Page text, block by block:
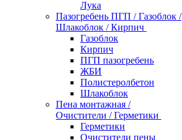
Лука
Пазогребень ПГП / Газоблок /
Шлакоблок / Кирпич
Газоблок
Кирпич
ПГП пазогребень
ЖБИ
Полистеролбетон
Шлакоблок
Пена монтажная /
Очистители / Герметики
Герметики
Очистители пены